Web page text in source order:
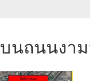
บนถนนงา